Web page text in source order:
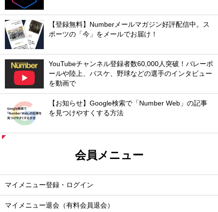
【登録無料】Numberメールマガジン好評配信中。ス
ポーツの「今」をメールでお届け！
YouTubeチャンネル登録者数60,000人突破！バレーボ
ールや陸上、バスケ、野球などの選手のインタビュー
を動画で
【お知らせ】Google検索で「Number Web」の記事
を見つけやすくする方法
会員メニュー
マイメニュー登録・ログイン
マイメニュー退会（有料会員退会）